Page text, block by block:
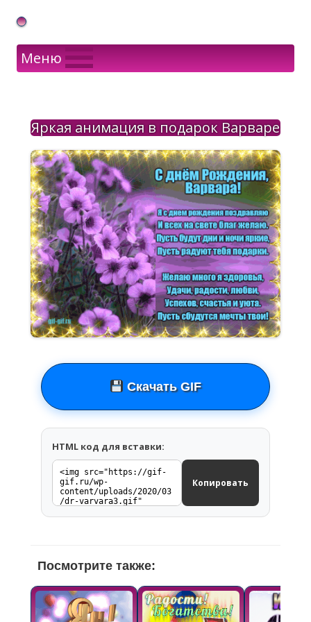
Gif Открытки в подарок
Меню
Яркая анимация в подарок Варваре
Скачать GIF
HTML код для вставки:
Копировать
Посмотрите также: